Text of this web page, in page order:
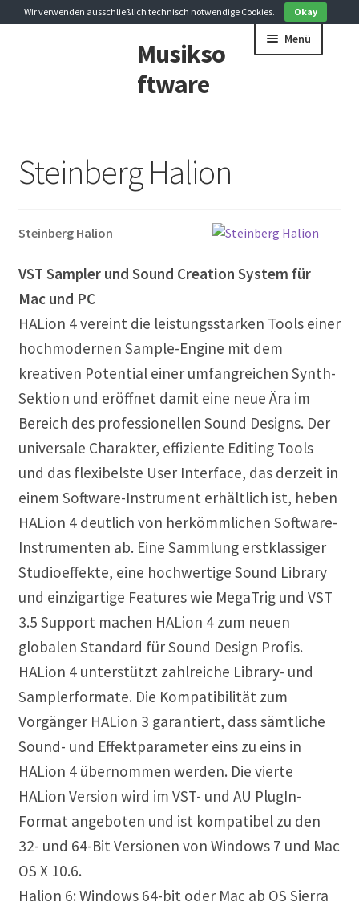
Zur
Zum
Musikso
ftware
Menü
Audio Editor
Lernen Spiele
Musik Download
Musikproduktion
Notation Notensatz
Plug In
Sequenzer
Sound Samples
Zubehör
Steinberg Halion
Steinberg Halion
VST Sampler und Sound Creation System für
Mac und PC
HALion 4 vereint die leistungsstarken Tools einer
hochmodernen Sample-Engine mit dem
kreativen Potential einer umfangreichen Synth-
Sektion und eröffnet damit eine neue Ära im
Bereich des professionellen Sound Designs. Der
universale Charakter, effiziente Editing Tools
und das flexibelste User Interface, das derzeit in
einem Software-Instrument erhältlich ist, heben
HALion 4 deutlich von herkömmlichen Software-
Instrumenten ab. Eine Sammlung erstklassiger
Studioeffekte, eine hochwertige Sound Library
und einzigartige Features wie MegaTrig und VST
3.5 Support machen HALion 4 zum neuen
globalen Standard für Sound Design Profis.
HALion 4 unterstützt zahlreiche Library- und
Samplerformate. Die Kompatibilität zum
Vorgänger HALion 3 garantiert, dass sämtliche
Sound- und Effektparameter eins zu eins in
HALion 4 übernommen werden. Die vierte
HALion Version wird im VST- und AU PlugIn-
Format angeboten und ist kompatibel zu den
32- und 64-Bit Versionen von Windows 7 und Mac
OS X 10.6.
Halion 6: Windows 64-bit oder Mac ab OS Sierra
Wir verwenden ausschließlich technisch notwendige Cookies. Okay